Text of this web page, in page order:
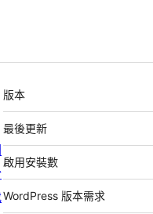
中
繼
資
料
版本
最後更新
啟用安裝數
WordPress 版本需求